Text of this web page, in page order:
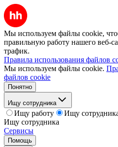
Мы используем файлы cookie,
правильную работу нашего веб-
трафик.
Правила использования файлов
Мы используем файлы cookie.
файлов cookie
Понятно
Ищу сотрудника
Ищу работу
Ищу
Ищу сотрудника
Сервисы
Помощь